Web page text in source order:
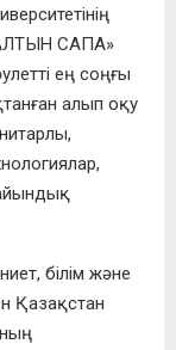
САПА»
ең соңғы
алып оқу
білім және
Қазақстан